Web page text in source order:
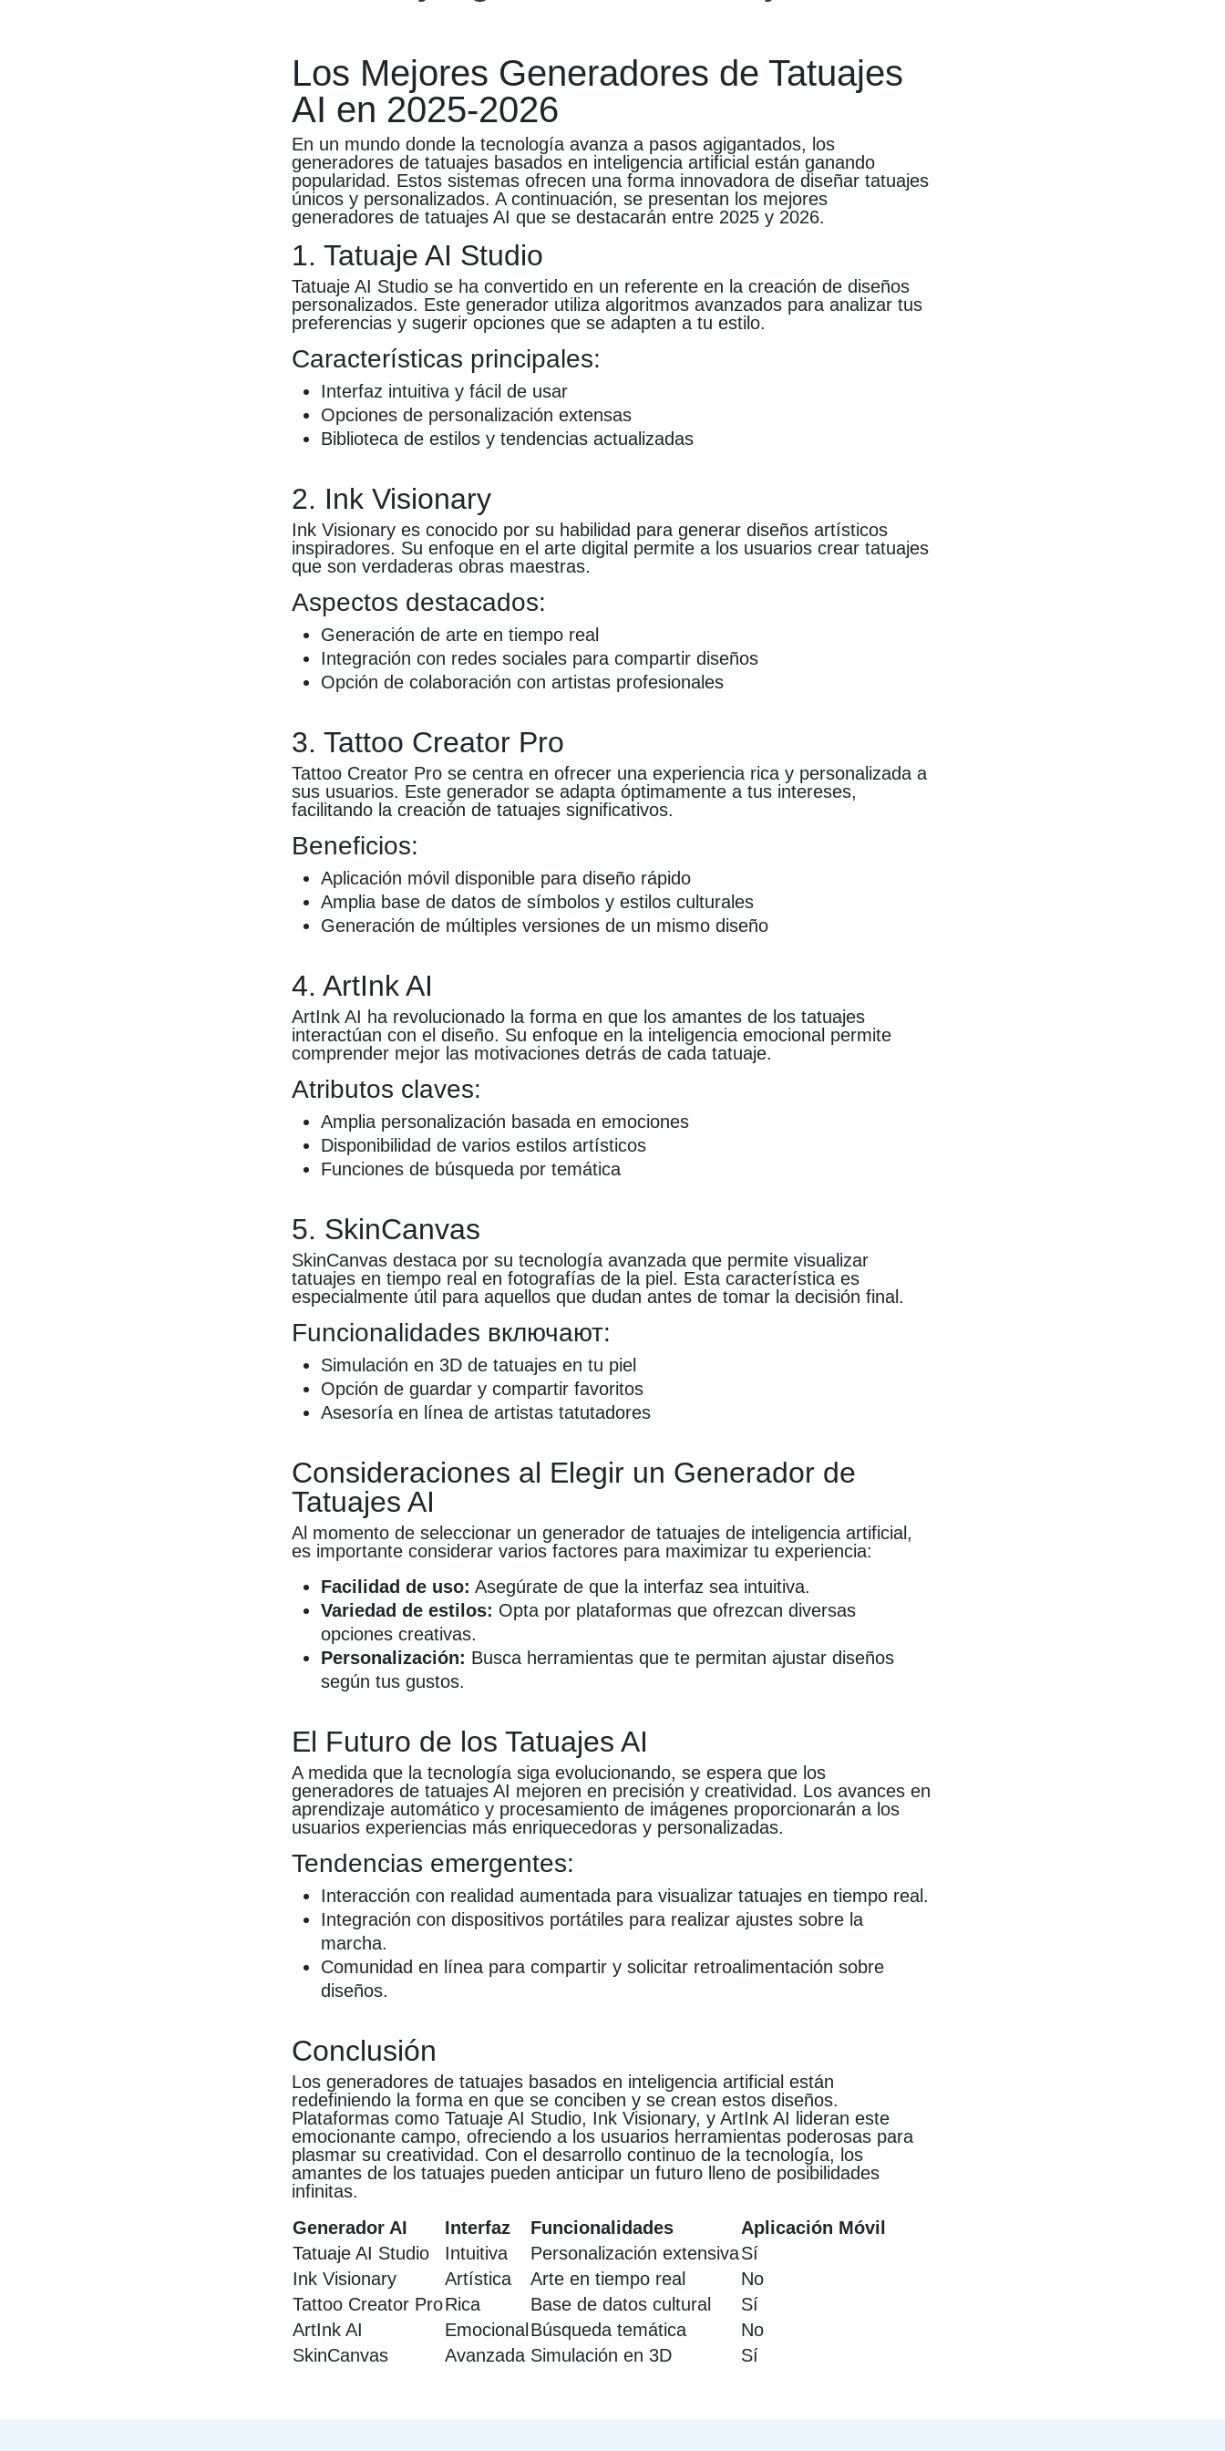
Los Mejores Generadores de Tatuajes
AI en 2025-2026
En un mundo donde la tecnología avanza a pasos agigantados, los
generadores de tatuajes basados en inteligencia artificial están ganando
popularidad. Estos sistemas ofrecen una forma innovadora de diseñar tatuajes
únicos y personalizados. A continuación, se presentan los mejores
generadores de tatuajes AI que se destacarán entre 2025 y 2026.
1. Tatuaje AI Studio
Tatuaje AI Studio se ha convertido en un referente en la creación de diseños
personalizados. Este generador utiliza algoritmos avanzados para analizar tus
preferencias y sugerir opciones que se adapten a tu estilo.
Características principales:
Interfaz intuitiva y fácil de usar
Opciones de personalización extensas
Biblioteca de estilos y tendencias actualizadas
2. Ink Visionary
Ink Visionary es conocido por su habilidad para generar diseños artísticos
inspiradores. Su enfoque en el arte digital permite a los usuarios crear tatuajes
que son verdaderas obras maestras.
Aspectos destacados:
Generación de arte en tiempo real
Integración con redes sociales para compartir diseños
Opción de colaboración con artistas profesionales
3. Tattoo Creator Pro
Tattoo Creator Pro se centra en ofrecer una experiencia rica y personalizada a
sus usuarios. Este generador se adapta óptimamente a tus intereses,
facilitando la creación de tatuajes significativos.
Beneficios:
Aplicación móvil disponible para diseño rápido
Amplia base de datos de símbolos y estilos culturales
Generación de múltiples versiones de un mismo diseño
4. ArtInk AI
ArtInk AI ha revolucionado la forma en que los amantes de los tatuajes
interactúan con el diseño. Su enfoque en la inteligencia emocional permite
comprender mejor las motivaciones detrás de cada tatuaje.
Atributos claves:
Amplia personalización basada en emociones
Disponibilidad de varios estilos artísticos
Funciones de búsqueda por temática
5. SkinCanvas
SkinCanvas destaca por su tecnología avanzada que permite visualizar
tatuajes en tiempo real en fotografías de la piel. Esta característica es
especialmente útil para aquellos que dudan antes de tomar la decisión final.
Funcionalidades включают:
Simulación en 3D de tatuajes en tu piel
Opción de guardar y compartir favoritos
Asesoría en línea de artistas tatutadores
Consideraciones al Elegir un Generador de
Tatuajes AI
Al momento de seleccionar un generador de tatuajes de inteligencia artificial,
es importante considerar varios factores para maximizar tu experiencia:
Facilidad de uso: Asegúrate de que la interfaz sea intuitiva.
Variedad de estilos: Opta por plataformas que ofrezcan diversas
opciones creativas.
Personalización: Busca herramientas que te permitan ajustar diseños
según tus gustos.
El Futuro de los Tatuajes AI
A medida que la tecnología siga evolucionando, se espera que los
generadores de tatuajes AI mejoren en precisión y creatividad. Los avances en
aprendizaje automático y procesamiento de imágenes proporcionarán a los
usuarios experiencias más enriquecedoras y personalizadas.
Tendencias emergentes:
Interacción con realidad aumentada para visualizar tatuajes en tiempo real.
Integración con dispositivos portátiles para realizar ajustes sobre la
marcha.
Comunidad en línea para compartir y solicitar retroalimentación sobre
diseños.
Conclusión
Los generadores de tatuajes basados en inteligencia artificial están
redefiniendo la forma en que se conciben y se crean estos diseños.
Plataformas como Tatuaje AI Studio, Ink Visionary, y ArtInk AI lideran este
emocionante campo, ofreciendo a los usuarios herramientas poderosas para
plasmar su creatividad. Con el desarrollo continuo de la tecnología, los
amantes de los tatuajes pueden anticipar un futuro lleno de posibilidades
infinitas.
Generador AI
Interfaz Funcionalidades
Aplicación Móvil
Tatuaje AI Studio
Intuitiva Personalización extensivaSí
Ink Visionary
Artística Arte en tiempo real
No
Tattoo Creator ProRica Base de datos cultural
Sí
ArtInk AI
Emocional Búsqueda temática
No
SkinCanvas
Avanzada Simulación en 3D Sí